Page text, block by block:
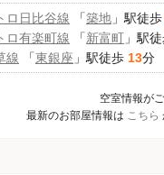
ロ日比谷線 「築地 」駅徒歩
ロ有楽町線 「新富町 」駅
線 「東銀座 」駅徒歩 13分
空室情報が
最新のお部屋情報は こちら